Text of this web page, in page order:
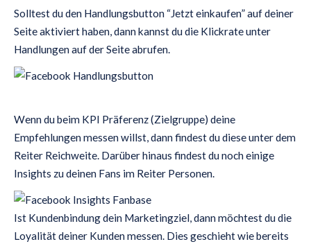
Solltest du den Handlungsbutton “Jetzt einkaufen” auf deiner
Seite aktiviert haben, dann kannst du die Klickrate unter
Handlungen auf der Seite abrufen.
Wenn du beim KPI Präferenz (Zielgruppe) deine
Empfehlungen messen willst, dann findest du diese unter dem
Reiter Reichweite. Darüber hinaus findest du noch einige
Insights zu deinen Fans im Reiter Personen.
Ist Kundenbindung dein Marketingziel, dann möchtest du die
Loyalität deiner Kunden messen. Dies geschieht wie bereits